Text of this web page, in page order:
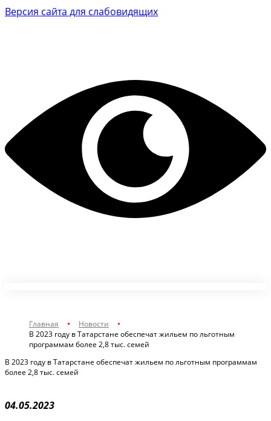
Версия сайта для слабовидящих
Главная
Новости
В 2023 году в Татарстане обеспечат жильем по льготным
программам более 2,8 тыс. семей
В 2023 году в Татарстане обеспечат жильем по льготным программам
более 2,8 тыс. семей
04.05.2023